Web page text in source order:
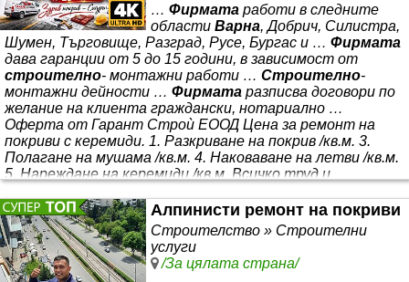
… Фирмата работи в следните
области Варна, Добрич, Силистра,
Шумен, Търговище, Разград, Русе, Бургас и … Фирмата
дава гаранции от 5 до 15 години, в зависимост от
строително- монтажни работи … Строително-
монтажни дейности … Фирмата разписва договори по
желание на клиента граждански, нотариално …
Оферта от Гарант Строѝ ЕООД Цена за ремонт на
покриви с керемиди. 1. Разкриване на покрив /кв.м. 3.
Полагане на мушама /кв.м. 4. Наковаване на летви /кв.м.
5. Нареждане на керемиди /кв.м. Всичко труд и
нова конструкция и керимиди Bramac, Mladost или
Алпинисти ремонт на покриви
Строителство » Строителни
услуги
/За цялата страна/